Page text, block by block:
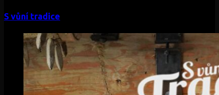
S vůní tradice